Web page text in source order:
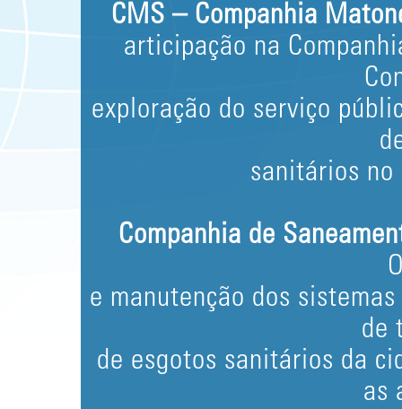
CMS – Companhia
articipação na
exploração do serviço
sanitários
Companhia de
e manutenção dos
de
de esgotos sanitários da
as